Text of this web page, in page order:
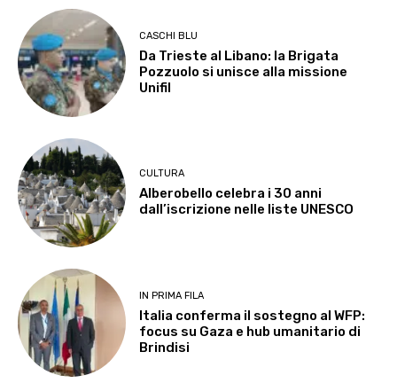
CASCHI BLU
Da Trieste al Libano: la Brigata
Pozzuolo si unisce alla missione
Unifil
CULTURA
Alberobello celebra i 30 anni
dall’iscrizione nelle liste UNESCO
IN PRIMA FILA
Italia conferma il sostegno al WFP:
focus su Gaza e hub umanitario di
Brindisi